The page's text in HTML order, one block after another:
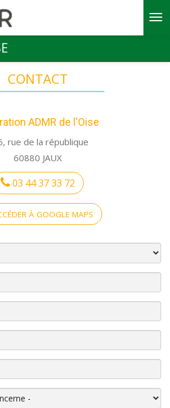
CONTACT
ADMR de l'Oise
rue de la république
60880 JAUX
03 44 37 33 72
À GOOGLE MAPS